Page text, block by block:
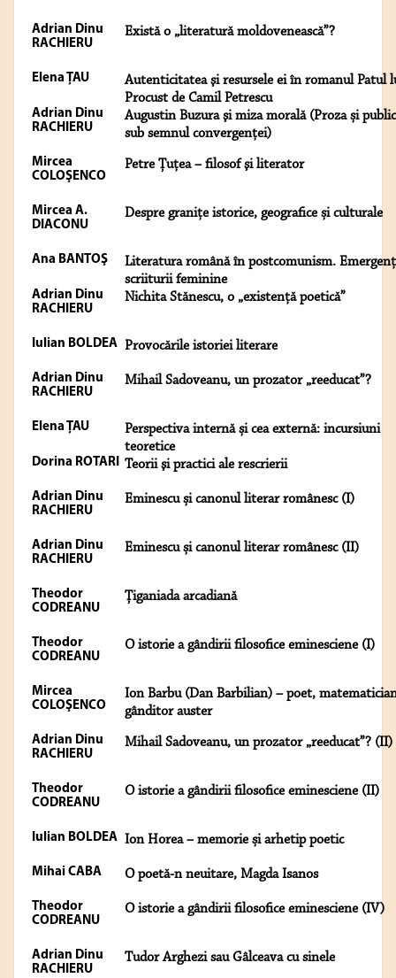
Adrian Dinu
RACHIERU
Există o „literatură moldovenească”?
Elena ŢAU
Autenticitatea şi resursele ei în romanul Patul
Procust de Camil Petrescu
Adrian Dinu
RACHIERU
Augustin Buzura şi miza morală (Proza și
sub semnul convergenței)
Mircea
COLOŞENCO
Petre Țuţea – filosof şi literator
Mircea A.
DIACONU
Despre granițe istorice, geografice și culturale
Ana BANTOŞ
Literatura română în postcomunism.
scriiturii feminine
Adrian Dinu
RACHIERU
Nichita Stănescu, o „existență poetică”
Iulian BOLDEA Provocările istoriei literare
Adrian Dinu
RACHIERU
Mihail Sadoveanu, un prozator „reeducat”?
Elena ŢAU
Perspectiva internă și cea externă: incursiuni
teoretice
Dorina ROTARI Teorii şi practici ale rescrierii
Adrian Dinu
RACHIERU
Eminescu și canonul literar românesc (I)
Adrian Dinu
RACHIERU
Eminescu și canonul literar românesc (II)
Theodor
CODREANU
Țiganiada arcadiană
Theodor
CODREANU
O istorie a gândirii filosofice eminesciene (I)
Mircea
COLOŞENCO
Ion Barbu (Dan Barbilian) – poet,
gânditor auster
Adrian Dinu
RACHIERU
Mihail Sadoveanu, un prozator „reeducat”? (II)
Theodor
CODREANU
O istorie a gândirii filosofice eminesciene (II)
Iulian BOLDEA Ion Horea – memorie și arhetip poetic
Mihai CABA O poetă-n neuitare, Magda Isanos
Theodor
CODREANU
O istorie a gândirii filosofice eminesciene (IV)
Adrian Dinu
RACHIERU
Tudor Arghezi sau Gâlceava cu sinele